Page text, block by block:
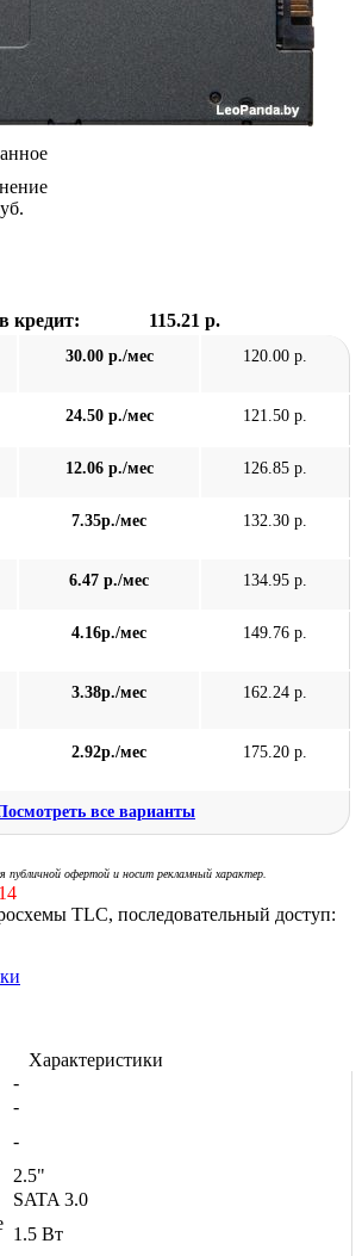
кредит: 115.21 р.
30.00 р./мес 120.00 р.
24.50 р./мес 121.50 р.
12.06 р./мес 126.85 р.
7.35р./мес 132.30 р.
6.47 р./мес 134.95 р.
4.16р./мес 149.76 р.
3.38р./мес 162.24 р.
2.92р./мес 175.20 р.
все варианты
публичной офертой и носит рекламный характер.
TLC, последовательный доступ:
Характеристики
-
-
-
2.5"
SATA 3.0
1.5 Вт